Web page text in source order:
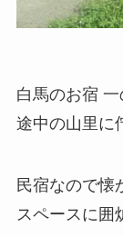
白馬のお宿 一
途中の山里に
民宿なので懐
スペースに囲